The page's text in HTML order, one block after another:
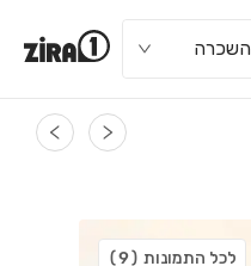
השכרה
לכל התמונות (9)